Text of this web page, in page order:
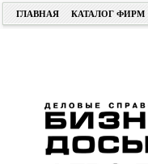
ГЛАВНАЯ КАТАЛОГ ФИРМ